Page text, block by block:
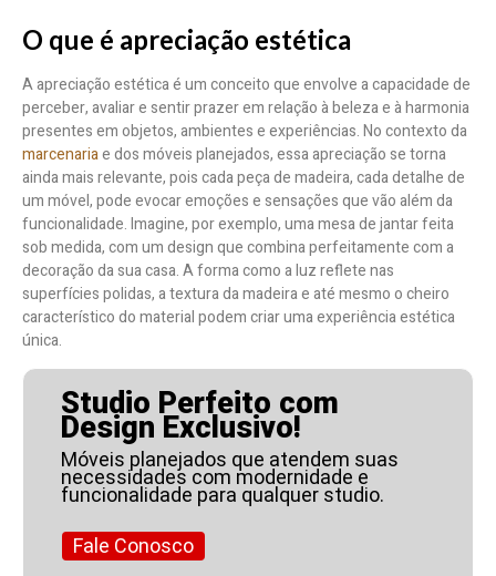
O que é apreciação estética
A apreciação estética é um conceito que envolve a capacidade de
perceber, avaliar e sentir prazer em relação à beleza e à harmonia
presentes em objetos, ambientes e experiências. No contexto da
marcenariae dos móveis planejados, essa apreciação se torna
ainda mais relevante, pois cada peça de madeira, cada detalhe de
um móvel, pode evocar emoções e sensações que vão além da
funcionalidade. Imagine, por exemplo, uma mesa de jantar feita
sob medida, com um design que combina perfeitamente com a
decoração da sua casa. A forma como a luz reflete nas
superfícies polidas, a textura da madeira e até mesmo o cheiro
característico do material podem criar uma experiência estética
única.
Studio Perfeito com
Design Exclusivo!
Móveis planejados que atendem suas
necessidades com modernidade e
funcionalidade para qualquer studio.
Fale Conosco